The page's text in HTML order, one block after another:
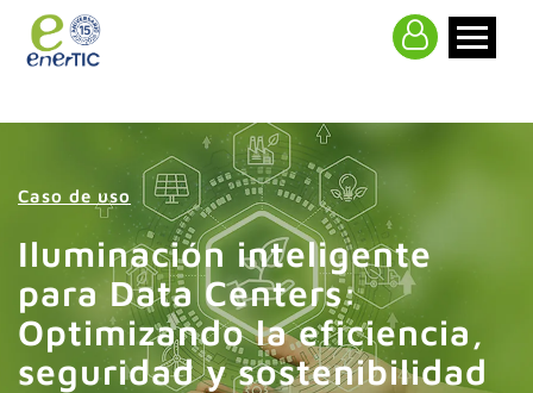
Caso de uso
Iluminación inteligente
para Data Centers:
Optimizando la eficiencia,
seguridad y sostenibilidad